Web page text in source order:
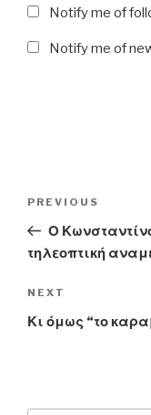
Notify me of
Notify me of
Previous
Post
PREVIOUS
Ο
τηλεοπτική
Next
Post
NEXT
Κι όμως “το